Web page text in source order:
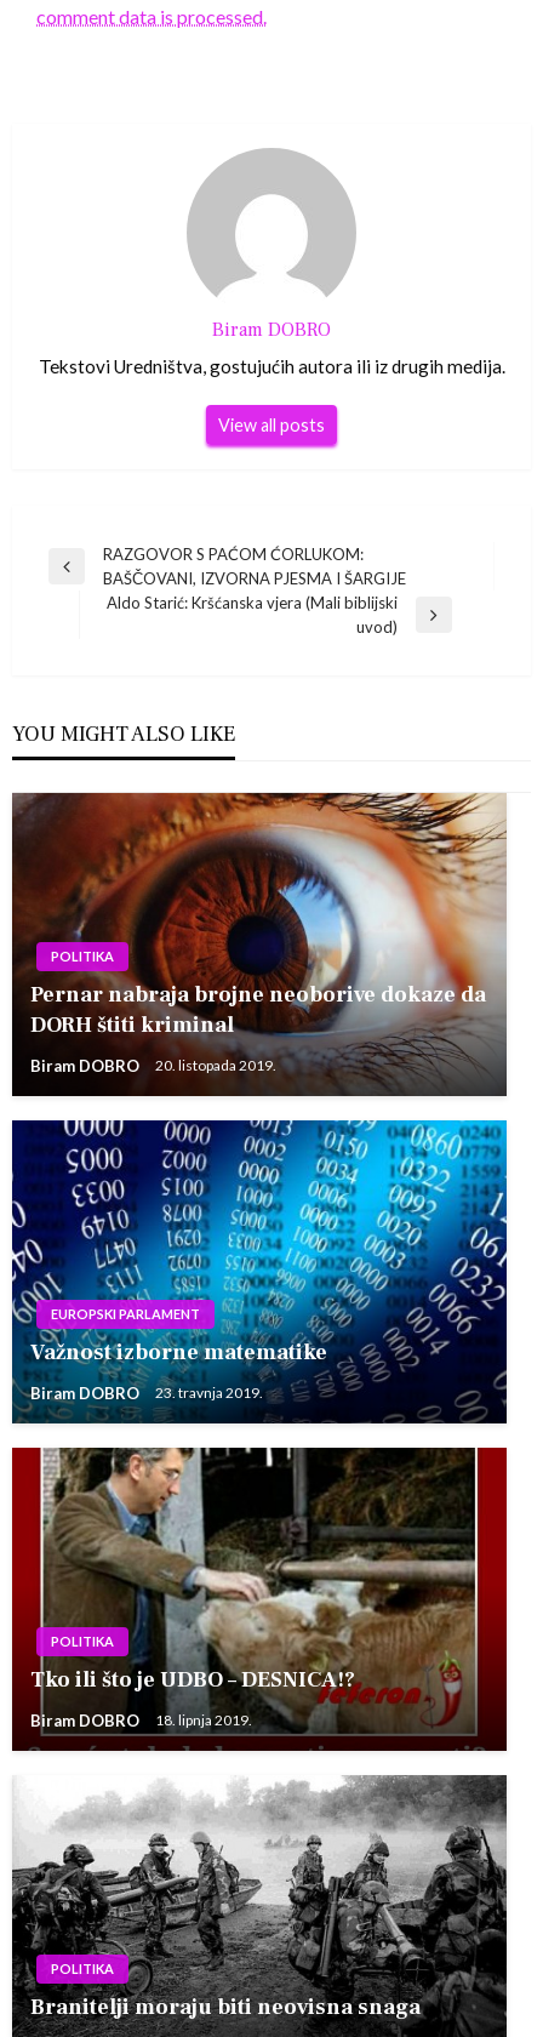
comment data is processed.
Biram DOBRO
Tekstovi Uredništva, gostujućih autora ili iz drugih medija.
View all posts
Navigacija
objava
Previous
RAZGOVOR S PAĆOM ĆORLUKOM:
BAŠČOVANI, IZVORNA PJESMA I ŠARGIJE
Aldo Starić: Kršćanska vjera (Mali biblijski
uvod)
YOU MIGHT ALSO LIKE
POLITIKA
Pernar nabraja brojne neoborive dokaze da
DORH štiti kriminal
Biram DOBRO 20. listopada 2019.
EUROPSKI PARLAMENT
Važnost izborne matematike
Biram DOBRO 23. travnja 2019.
POLITIKA
Tko ili što je UDBO – DESNICA!?
Biram DOBRO 18. lipnja 2019.
POLITIKA
Branitelji moraju biti neovisna snaga